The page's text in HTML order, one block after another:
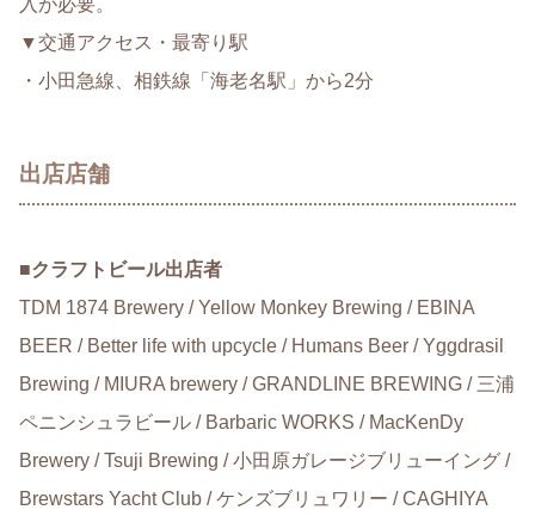
入が必要。
▼交通アクセス・最寄り駅
・小田急線、相鉄線「海老名駅」から2分
出店店舗
■クラフトビール出店者
TDM 1874 Brewery / Yellow Monkey Brewing / EBINA
BEER / Better life with upcycle / Humans Beer / Yggdrasil
Brewing / MIURA brewery / GRANDLINE BREWING / 三浦
ペニンシュラビール / Barbaric WORKS / MacKenDy
Brewery / Tsuji Brewing / 小田原ガレージブリューイング /
Brewstars Yacht Club / ケンズブリュワリー / CAGHIYA